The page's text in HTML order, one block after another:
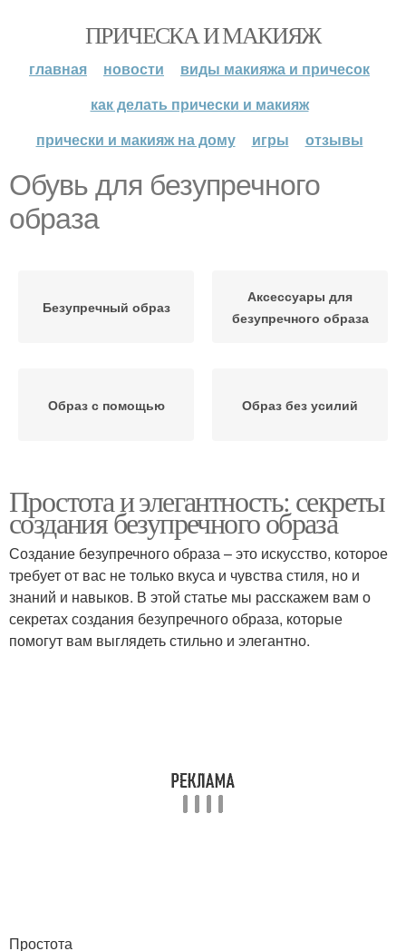
ПРИЧЕСКА И МАКИЯЖ
главная новости
виды макияжа и причесок
как делать прически и макияж
прически и макияж на дому
игры отзывы
Обувь для безупречного
образа
Безупречный образ
Аксессуары для
безупречного образа
Образ с помощью Образ без усилий
Простота и элегантность: секреты
создания безупречного образа
Создание безупречного образа – это искусство, которое
требует от вас не только вкуса и чувства стиля, но и
знаний и навыков. В этой статье мы расскажем вам о
секретах создания безупречного образа, которые
помогут вам выглядеть стильно и элегантно.
Простота